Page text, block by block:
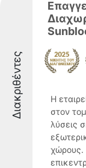
Διακριθέντες
Η
στον
λύσεις
χώρους.